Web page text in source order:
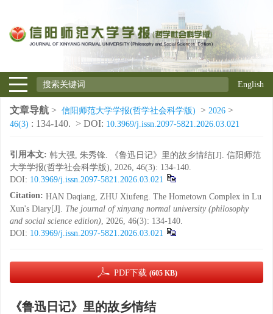
English
文章导航 > 信阳师范大学学报(哲学社会科学版) > 2026 >
46(3) : 134-140. > DOI: 10.3969/j.issn.2097-5821.2026.03.021
引用本文: 韩大强, 朱秀锋. 《鲁迅日记》里的故乡情结[J]. 信阳师范
大学学报(哲学社会科学版), 2026, 46(3): 134-140.
DOI: 10.3969/j.issn.2097-5821.2026.03.021
Citation: HAN Daqiang, ZHU Xiufeng. The Hometown Complex in Lu
Xun's Diary[J]. The journal of xinyang normal university (philosophy
and social science edition), 2026, 46(3): 134-140.
DOI: 10.3969/j.issn.2097-5821.2026.03.021
PDF下载 (605 KB)
《鲁迅日记》里的故乡情结